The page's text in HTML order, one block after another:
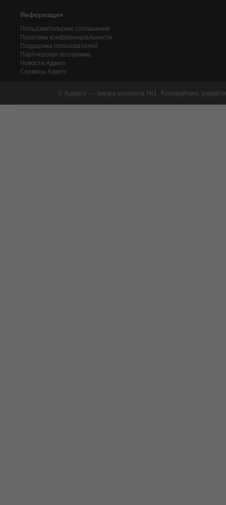
Информация
Пользовательское соглашение
Политика конфиденциальности
Поддержка пользователей
Партнерская программа
Новости Адвего
Сервисы Адвего
© Адвего — биржа контента №1. Копирайтинг,